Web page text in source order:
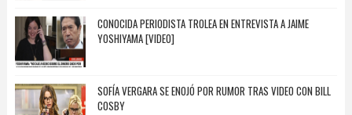
CONOCIDA PERIODISTA TROLEA EN ENTREVISTA A JAIME
YOSHIYAMA [VIDEO]
SOFÍA VERGARA SE ENOJÓ POR RUMOR TRAS VIDEO CON BILL
COSBY